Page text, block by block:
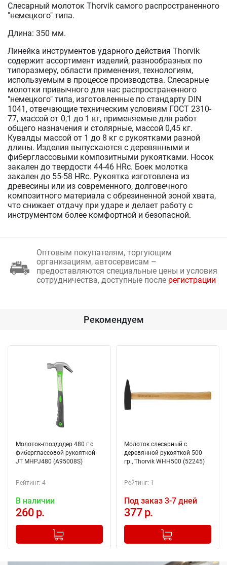
Слесарный молоток Thorvik самого распространенного
"немецкого" типа.
Длина: 350 мм.
Линейка инструментов ударного действия Thorvik
содержит ассортимент изделий, разнообразных по
типоразмеру, области применения, технологиям,
используемым в процессе производства. Слесарные
молотки привычного для нас распространенного
"немецкого" типа, изготовленные по стандарту DIN
1041, отвечающие техническим условиям ГОСТ 2310-
77, массой от 0,1 до 1 кг, применяемые для работ
общего назначения и столярные, массой 0,45 кг.
Кувалды массой от 1 до 8 кг с рукоятками разной
длины. Изделия выпускаются с деревянными и
фиберглассовыми композитными рукоятками. Носок
закален до твердости 44-46 HRc. Боек молотка
закален до 55-58 HRc. Рукоятка изготовлена из
древесины или из современного, долговечного
композитного материала с обрезиненной зоной хвата,
что снижает отдачу при ударе и делает работу с
инструментом более комфортной и безопасной.
Оптовым покупателям, торгующим
организациям, автосервисам –
предоставляются специальные цены и условия
сотрудничества, доступные после регистрации
Рекомендуем
Молоток-гвоздодер 480 г с
фиберглассовой рукояткой
JT MHPJ480 (A95008S)
Рейтинг: 4
В наличии
260 р.
+
Добавлено в корзину
Молоток слесарный с
деревянной рукояткой 500
гр., Thorvik WHH500 (52245)
Рейтинг: 1
Под заказ 3-7 дней
377 р.
+
Добавлено в корзину